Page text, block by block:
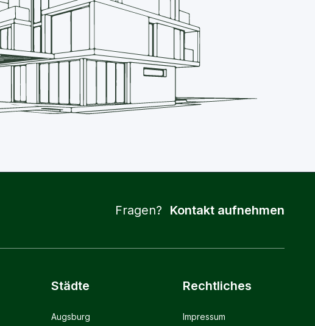
Fragen? Kontakt aufnehmen
Städte
Augsburg
Rechtliches
Impressum